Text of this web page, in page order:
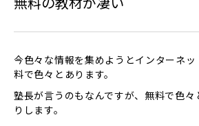
今色々な情報を集めようとインターネ
料で色々とあります。
塾長が言うのもなんですが、無料で色々
りします。